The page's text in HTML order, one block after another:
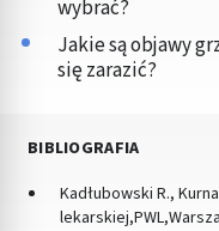
wybrać?
Jakie są objawy
się zarazić?
BIBLIOGRAFIA
Kadłubowski R.,